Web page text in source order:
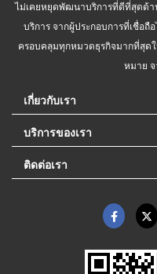
ไม่เคยหยุดพัฒนาบริการที่ดีที่สุดด้า
บริการ จากผู้ประกอบการที่เชื่อ
ครอบคลุมทุกหมวดธุรกิจมากที่สุด
หมาย
เกี่ยวกับเรา
บริการของเรา
ติดต่อเรา